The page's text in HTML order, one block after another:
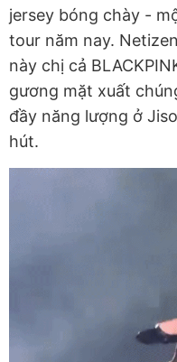
jersey bóng chày -
tour năm nay.
này chị cả
gương mặt xuất
đầy năng lượng ở
hút.